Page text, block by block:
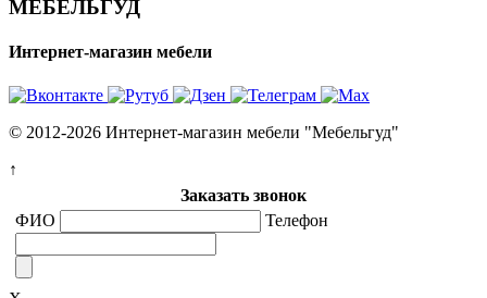
МЕБЕЛЬГУД
Интернет-магазин мебели
© 2012-2026 Интернет-магазин мебели "Мебельгуд"
↑
Заказать звонок
ФИО
Телефон